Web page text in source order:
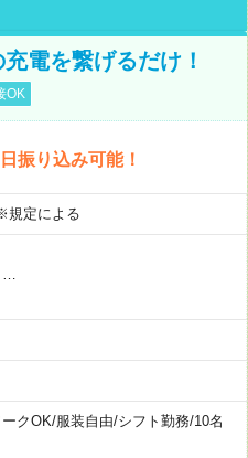
電を繋げるだけ！
OK
振り込み可能！
定による
クOK/服装自由/シフト勤務/10名